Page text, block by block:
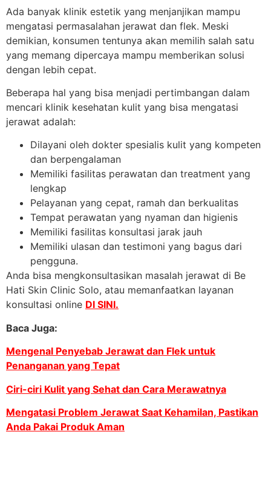
Ada banyak klinik estetik yang menjanjikan mampu
mengatasi permasalahan jerawat dan flek. Meski
demikian, konsumen tentunya akan memilih salah satu
yang memang dipercaya mampu memberikan solusi
dengan lebih cepat.
Beberapa hal yang bisa menjadi pertimbangan dalam
mencari klinik kesehatan kulit yang bisa mengatasi
jerawat adalah:
Dilayani oleh dokter spesialis kulit yang kompeten
dan berpengalaman
Memiliki fasilitas perawatan dan treatment yang
lengkap
Pelayanan yang cepat, ramah dan berkualitas
Tempat perawatan yang nyaman dan higienis
Memiliki fasilitas konsultasi jarak jauh
Memiliki ulasan dan testimoni yang bagus dari
pengguna.
Anda bisa mengkonsultasikan masalah jerawat di Be
Hati Skin Clinic Solo, atau memanfaatkan layanan
konsultasi online DI SINI.
Baca Juga:
Mengenal Penyebab Jerawat dan Flek untuk
Penanganan yang Tepat
Ciri-ciri Kulit yang Sehat dan Cara Merawatnya
Mengatasi Problem Jerawat Saat Kehamilan, Pastikan
Anda Pakai Produk Aman